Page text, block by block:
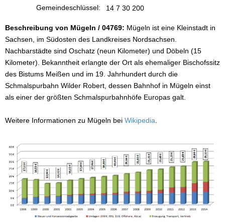
Gemeindeschlüssel:
14 7 30 200
Beschreibung von Mügeln / 04769: Mügeln ist eine Kleinstadt in
Sachsen, im Südosten des Landkreises Nordsachsen.
Nachbarstädte sind Oschatz (neun Kilometer) und Döbeln (15
Kilometer). Bekanntheit erlangte der Ort als ehemaliger Bischofssitz
des Bistums Meißen und im 19. Jahrhundert durch die
Schmalspurbahn Wilder Robert, dessen Bahnhof in Mügeln einst
als einer der größten Schmalspurbahnhöfe Europas galt.
Weitere Informationen zu Mügeln bei Wikipedia